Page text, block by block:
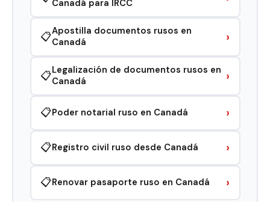
Canadá para IRCC
📋Apostilla documentos rusos en
Canadá
›
📋Legalización de documentos rusos en
Canadá
›
📋Poder notarial ruso en Canadá ›
📋Registro civil ruso desde Canadá ›
📋Renovar pasaporte ruso en Canadá ›